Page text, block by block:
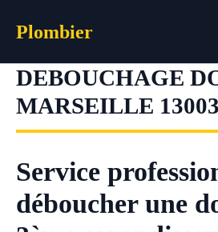
Plombier
DEBOUCHAGE
MARSEILLE 13003
Service
déboucher une